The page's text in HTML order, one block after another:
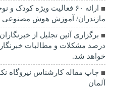
ارائه ۶۰ فعالیت ویژه
مازندران/ آموزش هوش مصنوعی
درصد مشکلات و مطالبات
خواهد شد.
چاپ مقاله کارشناس نيروگاه
آلمان